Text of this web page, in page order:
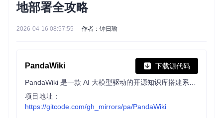
地部署全攻略
2026-04-16 08:57:55 作者：钟日瑜
PandaWiki 下载源代码
项目地址：
https://gitcode.com/gh_mirrors/pa/PandaWiki